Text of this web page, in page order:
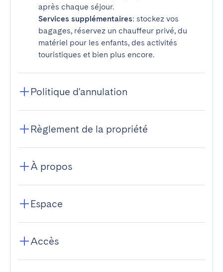
après chaque séjour.
Services supplémentaires: stockez vos
bagages, réservez un chauffeur privé, du
matériel pour les enfants, des activités
touristiques et bien plus encore.
Politique d'annulation
Règlement de la propriété
À propos
Espace
Accès